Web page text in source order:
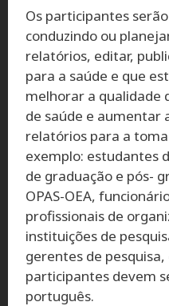
Os participantes
conduzindo ou
relatórios, editar,
para a saúde e que
melhorar a qualidade
de saúde e aumentar
relatórios para a
exemplo: estudantes
de graduação e pós-
OPAS-OEA,
profissionais de
instituições de
gerentes de
participantes devem
português.